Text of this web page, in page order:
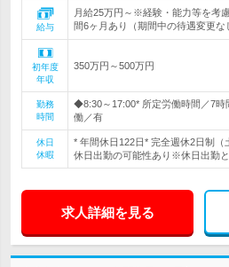
給与
月給25万円～※経験・能力等を考
間6ヶ月あり（期間中の待遇変更な
初年度
年収
350万円～500万円
勤務
時間
◆8:30～17:00* 所定労働時間／7時
働／有
休日
休暇
* 年間休日122日* 完全週休2日制
休日出勤の可能性あり※休日出勤
求人詳細を見る